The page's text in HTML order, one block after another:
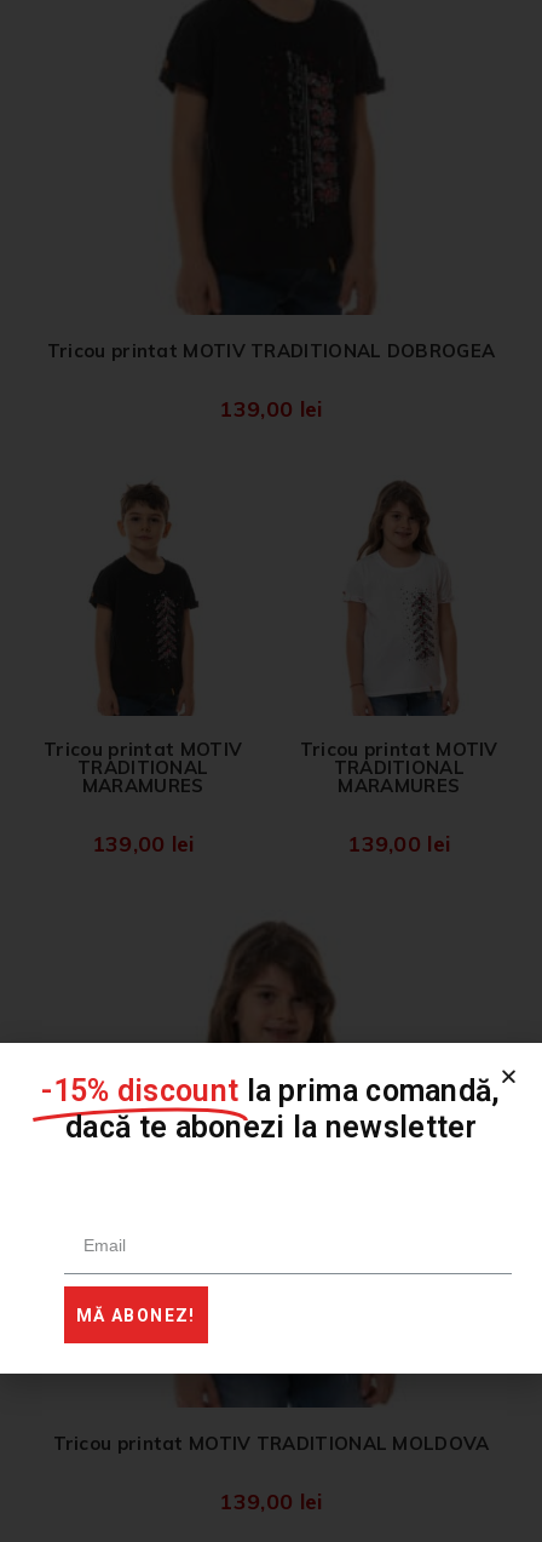
Tricou printat MOTIV TRADITIONAL DOBROGEA
139,00 lei
Tricou printat MOTIV
TRADITIONAL
MARAMURES
139,00 lei
Tricou printat MOTIV
TRADITIONAL
MARAMURES
139,00 lei
Tricou printat MOTIV TRADITIONAL MOLDOVA
139,00 lei
-15% discount la prima comandă,
dacă te abonezi la newsletter
MĂ ABONEZ!